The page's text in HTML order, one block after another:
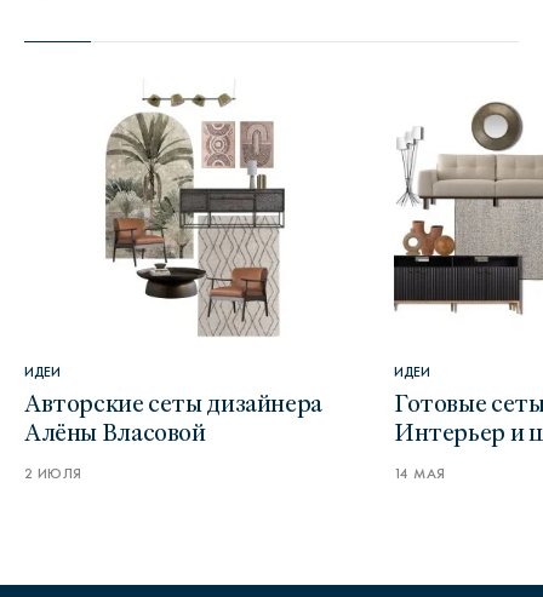
ИДЕИ
Авторские сеты дизайнера
Алёны Власовой
2 ИЮЛЯ
ИДЕИ
Готовые
Интерьер и
14 МАЯ